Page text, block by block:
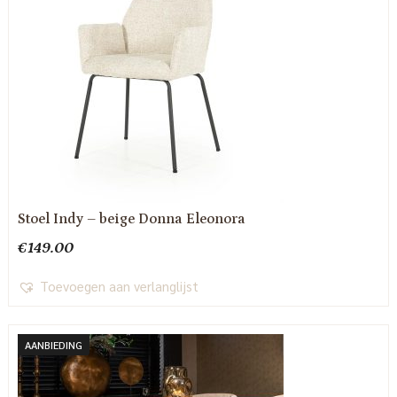
Stoel Indy – beige Donna Eleonora
€149.00
Toevoegen aan verlanglijst
AANBIEDING